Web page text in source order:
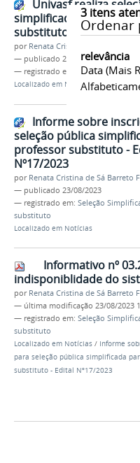
3itens
Ordenar
relevância
Data (mais
Univasf realiza
simplificada para
substituto
por Renata Cristina de Sá Barreto
— publicado 23/02/2023
— registrado em:
Seleção ,
Localizado em Notícias
Informe sobre
seleção pública
professor substituto -
Nº17/2023
por Renata Cristina de Sá Barreto
— publicado 23/08/2023
— registrado em: Seleção
substituto
Localizado em Notícias
Informativo nº
indisponiblidade do
por Renata Cristina de Sá Barreto
— última modificação 23/08/2023
— registrado em: Seleção
substituto
Localizado em Notícias / Informe
para seleção pública simplificada
substituto - Edital Nº17/2023